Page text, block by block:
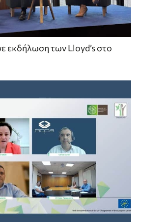
εκδήλωση των Lloyd’s στο